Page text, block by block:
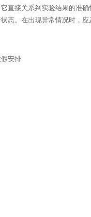
接关系到实验结果的准确
态。在出现异常情况时，
安排